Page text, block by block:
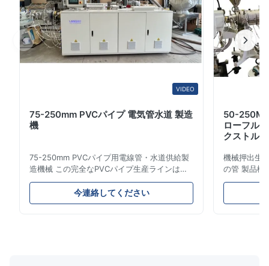
器の一種です. 模具と補助機...
O Olivia Grant
Oct 16.2025
We mainly produce electrical conduit. The line performs
consistently with precise diameter control. Energy consumption
is lower than our previous system, and the vacuum tank is well
designed for stable shaping. Highly recommended.
M*z
Oct 7.2025
The PVC flexible hose making machine performs well for
braided garden hose production. The extrusion and braiding
process runs smoothly, and the finished hose has uniform
VIDEO
75-250mm PVCパイプ 電気管水道 製造
機
75-250mm PVCパイプ用電線管・水道供給製
造機械 この完全なPVCパイプ生産ラインは、
直径16mmから800mmまでの高品質
PVC/UPVCパイプを製造します。このシステ
ムは、さまざまな直径と肉厚仕様の電線管、水
今連絡してください
50-
ローフル
クストル
機械押出生
の管 製品概
燃料ガスお
械的強度、